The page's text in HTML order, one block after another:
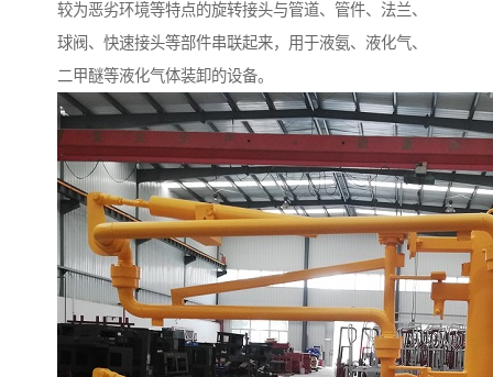
较为恶劣环境等特点的旋转接头与管道、管件、法兰、
球阀、快速接头等部件串联起来，用于液氨、液化气、
二甲醚等液化气体装卸的设备。